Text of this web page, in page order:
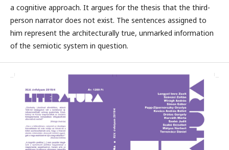
a cognitive approach. It argues for the thesis that the third-
person narrator does not exist. The sentences assigned to
him represent the architecturally true, unmarked information
of the semiotic system in question.